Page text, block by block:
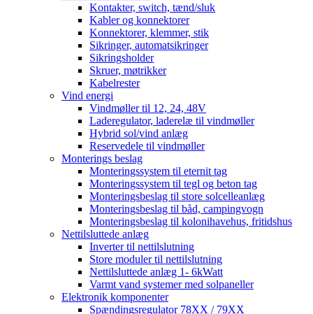
Kontakter, switch, tænd/sluk
Kabler og konnektorer
Konnektorer, klemmer, stik
Sikringer, automatsikringer
Sikringsholder
Skruer, møtrikker
Kabelrester
Vind energi
Vindmøller til 12, 24, 48V
Laderegulator, laderelæ til vindmøller
Hybrid sol/vind anlæg
Reservedele til vindmøller
Monterings beslag
Monteringssystem til eternit tag
Monteringssystem til tegl og beton tag
Monteringsbeslag til store solcelleanlæg
Monteringsbeslag til båd, campingvogn
Monteringsbeslag til kolonihavehus, fritidshus
Nettilsluttede anlæg
Inverter til nettilslutning
Store moduler til nettilslutning
Nettilsluttede anlæg 1- 6kWatt
Varmt vand systemer med solpaneller
Elektronik komponenter
Spændingsregulator 78XX / 79XX